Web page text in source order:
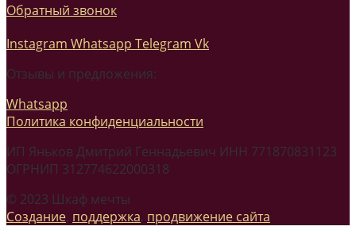
Обратный звонок
Instagram Whatsapp Telegram Vk
Отзывы и предложения:
Whatsapp
Политика конфиденциальности
ИП Яньков Дмитрий Геннадьевич ИНН 771870831123
ОГРНИП 312774622000318
© 2023 Шкаф мечты
Создание, поддержка, продвижение сайта